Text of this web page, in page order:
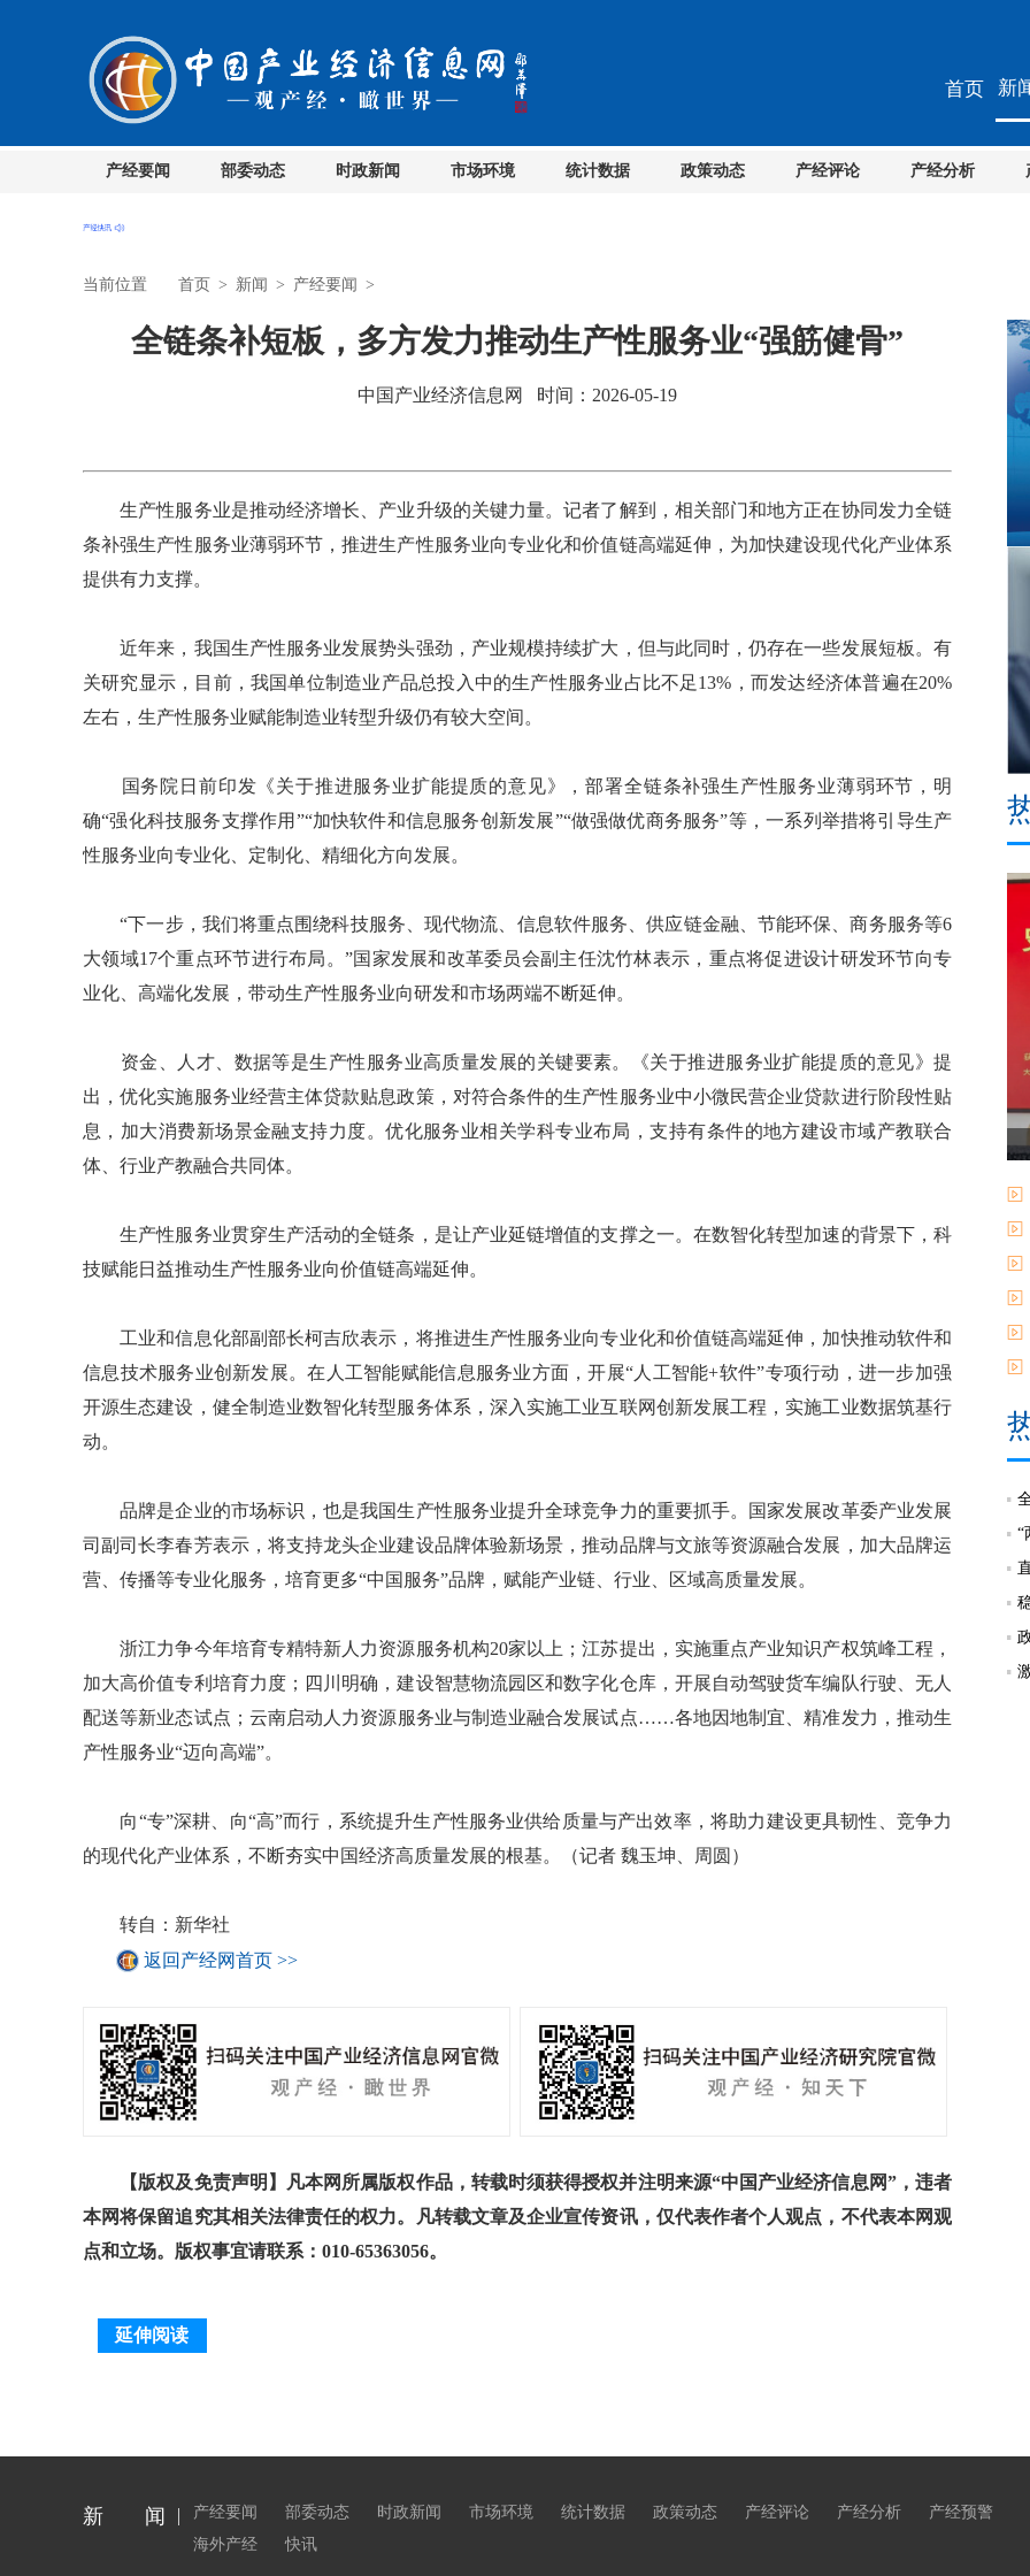
首页 新
产经要闻 部委动态 时政新闻 市场环境 统计数据 政策动态 产经评论 产经分析
当前位置 首页 > 新闻 > 产经要闻 >
全链条补短板，多方发力推动生产性服务业“强筋健骨”
中国产业经济信息网 时间：2026-05-19
生产性服务业是推动经济增长、产业升级的关键力量。记者了解到，相关部门和地方正在协同发力全链
条补强生产性服务业薄弱环节，推进生产性服务业向专业化和价值链高端延伸，为加快建设现代化产业体系
提供有力支撑。
近年来，我国生产性服务业发展势头强劲，产业规模持续扩大，但与此同时，仍存在一些发展短板。有
关研究显示，目前，我国单位制造业产品总投入中的生产性服务业占比不足13%，而发达经济体普遍在20%
左右，生产性服务业赋能制造业转型升级仍有较大空间。
国务院日前印发《关于推进服务业扩能提质的意见》，部署全链条补强生产性服务业薄弱环节，明
确“强化科技服务支撑作用”“加快软件和信息服务创新发展”“做强做优商务服务”等，一系列举措将引导生产
性服务业向专业化、定制化、精细化方向发展。
“下一步，我们将重点围绕科技服务、现代物流、信息软件服务、供应链金融、节能环保、商务服务等6
大领域17个重点环节进行布局。”国家发展和改革委员会副主任沈竹林表示，重点将促进设计研发环节向专
业化、高端化发展，带动生产性服务业向研发和市场两端不断延伸。
资金、人才、数据等是生产性服务业高质量发展的关键要素。《关于推进服务业扩能提质的意见》提
出，优化实施服务业经营主体贷款贴息政策，对符合条件的生产性服务业中小微民营企业贷款进行阶段性贴
息，加大消费新场景金融支持力度。优化服务业相关学科专业布局，支持有条件的地方建设市域产教联合
体、行业产教融合共同体。
生产性服务业贯穿生产活动的全链条，是让产业延链增值的支撑之一。在数智化转型加速的背景下，科
技赋能日益推动生产性服务业向价值链高端延伸。
工业和信息化部副部长柯吉欣表示，将推进生产性服务业向专业化和价值链高端延伸，加快推动软件和
信息技术服务业创新发展。在人工智能赋能信息服务业方面，开展“人工智能+软件”专项行动，进一步加强
开源生态建设，健全制造业数智化转型服务体系，深入实施工业互联网创新发展工程，实施工业数据筑基行
动。
品牌是企业的市场标识，也是我国生产性服务业提升全球竞争力的重要抓手。国家发展改革委产业发展
司副司长李春芳表示，将支持龙头企业建设品牌体验新场景，推动品牌与文旅等资源融合发展，加大品牌运
营、传播等专业化服务，培育更多“中国服务”品牌，赋能产业链、行业、区域高质量发展。
浙江力争今年培育专精特新人力资源服务机构20家以上；江苏提出，实施重点产业知识产权筑峰工程，
加大高价值专利培育力度；四川明确，建设智慧物流园区和数字化仓库，开展自动驾驶货车编队行驶、无人
配送等新业态试点；云南启动人力资源服务业与制造业融合发展试点……各地因地制宜、精准发力，推动生
产性服务业“迈向高端”。
向“专”深耕、向“高”而行，系统提升生产性服务业供给质量与产出效率，将助力建设更具韧性、竞争力
的现代化产业体系，不断夯实中国经济高质量发展的根基。（记者 魏玉坤、周圆）
转自：新华社
返回产经网首页 >>
【版权及免责声明】凡本网所属版权作品，转载时须获得授权并注明来源“中国产业经济信息网”，违者
本网将保留追究其相关法律责任的权力。凡转载文章及企业宣传资讯，仅代表作者个人观点，不代表本网观
点和立场。版权事宜请联系：010-65363056。
延伸阅读
“
新 闻 产经要闻 部委动态 时政新闻 市场环境 统计数据 政策动态 产经评论 产经分析
产经预警
海外产经
快讯